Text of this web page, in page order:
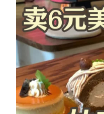
有赞春季发布会
新零售大会
新零售私享会
AllValue
增长产品指南